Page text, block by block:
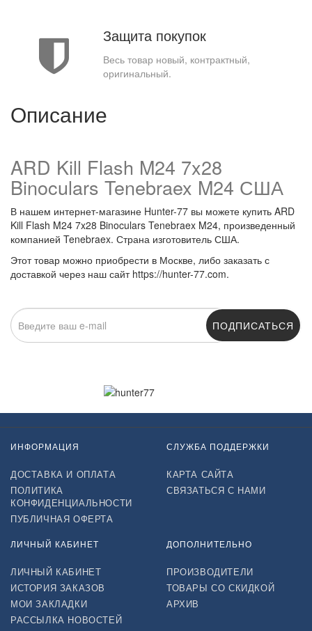
Защита покупок
Весь товар новый, контрактный,
оригинальный.
Описание
ARD Kill Flash M24 7x28
Binoculars Tenebraex M24 США
В нашем интернет-магазине Hunter-77 вы можете купить ARD
Kill Flash M24 7x28 Binoculars Tenebraex M24, произведенный
компанией Tenebraex. Страна изготовитель США.
Этот товар можно приобрести в Москве, либо заказать с
доставкой через наш сайт https://hunter-77.com.
ПОДПИСАТЬСЯ
ИНФОРМАЦИЯ
ДОСТАВКА И ОПЛАТА
ПОЛИТИКА
КОНФИДЕНЦИАЛЬНОСТИ
ПУБЛИЧНАЯ ОФЕРТА
СЛУЖБА ПОДДЕРЖКИ
КАРТА САЙТА
СВЯЗАТЬСЯ С НАМИ
ЛИЧНЫЙ КАБИНЕТ
ЛИЧНЫЙ КАБИНЕТ
ИСТОРИЯ ЗАКАЗОВ
МОИ ЗАКЛАДКИ
РАССЫЛКА НОВОСТЕЙ
ДОПОЛНИТЕЛЬНО
ПРОИЗВОДИТЕЛИ
ТОВАРЫ СО СКИДКОЙ
АРХИВ